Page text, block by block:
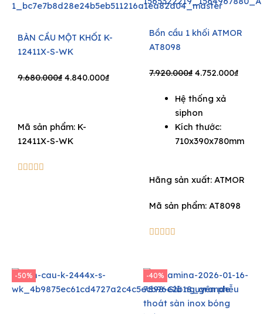
BÀN CẦU MỘT KHỐI K-
12411X-S-WK
9.680.000₫ Original
9.680.000₫.
4.840.000₫Current
Mã sản phẩm: K-
12411X-S-WK
    
Bồn cầu 1 khối ATMOR
AT8098
7.920.000₫ Original
was:
7.920.000₫.
4.752.000₫
Hệ thống xả
siphon
Kích thước:
710x390x780mm
Hãng sản xuất: ATMOR
Mã sản phẩm: AT8098
    
-50% -40%